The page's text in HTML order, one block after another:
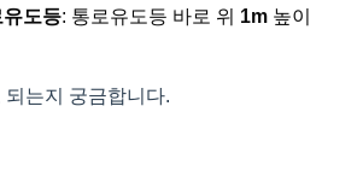
도등: 통로유도등 바로 위 1m 높이
는지 궁금합니다.